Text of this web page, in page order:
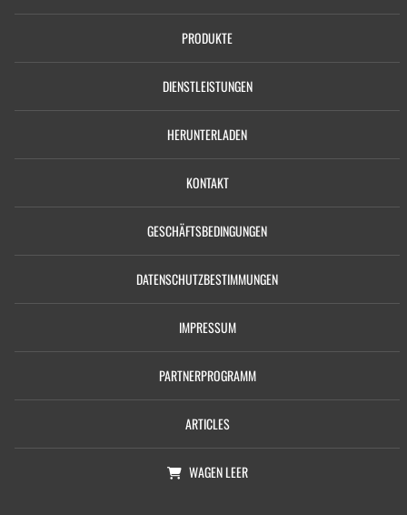
PRODUKTE
DIENSTLEISTUNGEN
HERUNTERLADEN
KONTAKT
GESCHÄFTSBEDINGUNGEN
DATENSCHUTZBESTIMMUNGEN
IMPRESSUM
PARTNERPROGRAMM
ARTICLES
WAGENLEER